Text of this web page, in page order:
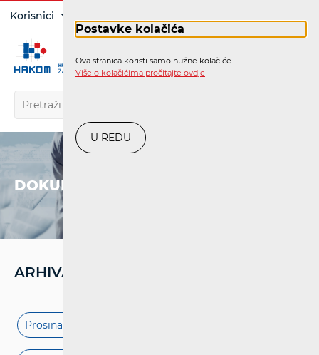
Postavke kolačića
Ova stranica koristi samo nužne kolačiće.
Više o kolačićima pročitajte ovdje
U REDU
Korisnici
DOKUMENTI
ARHIVA '21
Prosinac '21